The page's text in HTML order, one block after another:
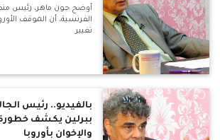
أوضح جون ماهر، رئيس
تغيير
بالفيديو.. رئيس
ببرلين يكشف
والإخوان بأوروبا